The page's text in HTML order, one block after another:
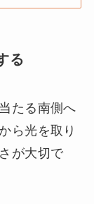
る
たる南側へ
ら光を取り
が大切で